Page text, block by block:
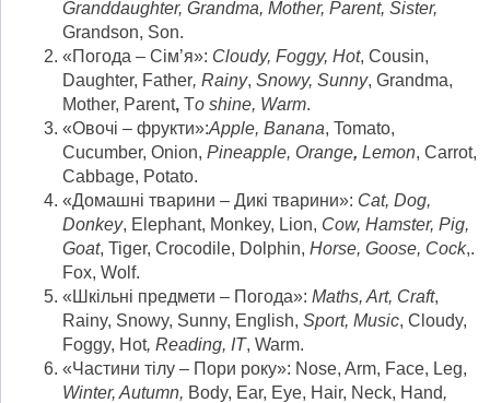
Granddaughter, Grandma, Mother, Parent, Sister,
Grandson, Son.
«Погода – Сім’я»: Cloudy, Foggy, Hot, Cousin,
Daughter, Father, Rainy, Snowy, Sunny, Grandma,
Mother, Parent, To shine, Warm.
«Овочі – фрукти»:Apple, Banana, Tomato,
Cucumber, Onion, Pineapple, Orange, Lemon, Carrot,
Cabbage, Potato.
«Домашні тварини – Дикі тварини»: Cat, Dog,
Donkey, Elephant, Monkey, Lion, Cow, Hamster, Pig,
Goat, Tiger, Crocodile, Dolphin, Horse, Goose, Cock,.
Fox, Wolf.
«Шкільні предмети – Погода»: Maths, Art, Craft,
Rainy, Snowy, Sunny, English, Sport, Music, Cloudy,
Foggy, Hot, Reading, IT, Warm.
«Частини тілу – Пори року»: Nose, Arm, Face, Leg,
Winter, Autumn, Body, Ear, Eye, Hair, Neck, Hand,